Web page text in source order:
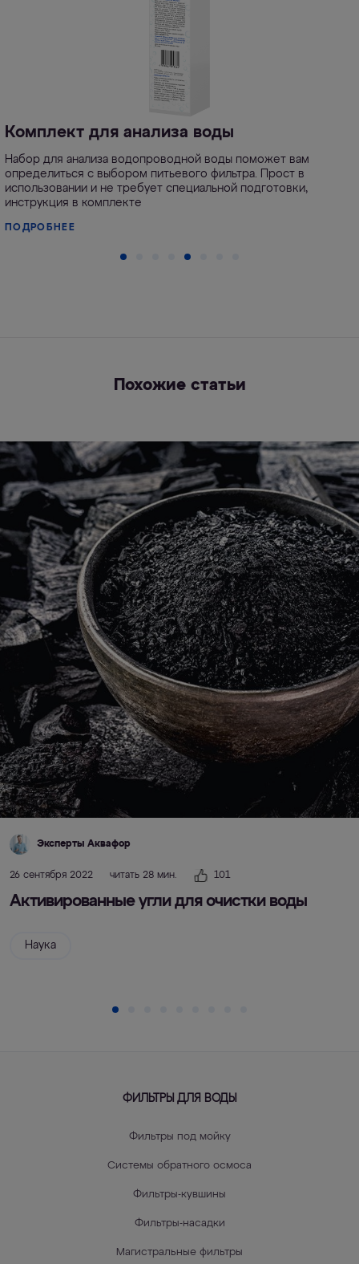
Комплект для анализа воды
Набор для анализа водопроводной воды поможет вам
определиться с выбором питьевого фильтра. Прост в
использовании и не требует специальной подготовки,
инструкция в комплекте
ПОДРОБНЕЕ
Похожие статьи
Эксперты Аквафор
26 сентября 2022 читать 28 мин. 101
Активированные угли для очистки воды
Наука
ФИЛЬТРЫ ДЛЯ ВОДЫ
Фильтры под мойку
Системы обратного осмоса
Фильтры-кувшины
Фильтры-насадки
Магистральные фильтры